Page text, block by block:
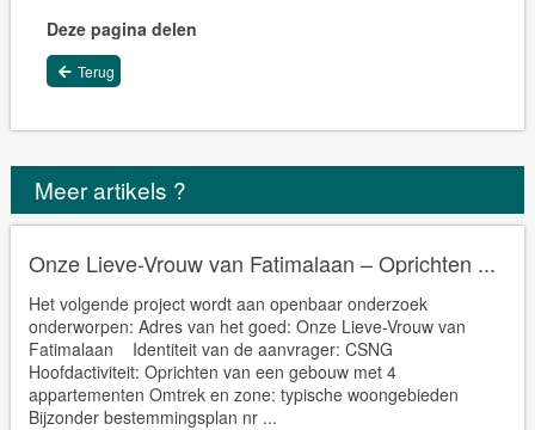
Deze pagina delen
Terug
Meer artikels ?
Onze Lieve-Vrouw van Fatimalaan – Oprichten ...
Het volgende project wordt aan openbaar onderzoek
onderworpen: Adres van het goed: Onze Lieve-Vrouw van
Fatimalaan Identiteit van de aanvrager: CSNG
Hoofdactiviteit: Oprichten van een gebouw met 4
appartementen Omtrek en zone: typische woongebieden
Bijzonder bestemmingsplan nr ...